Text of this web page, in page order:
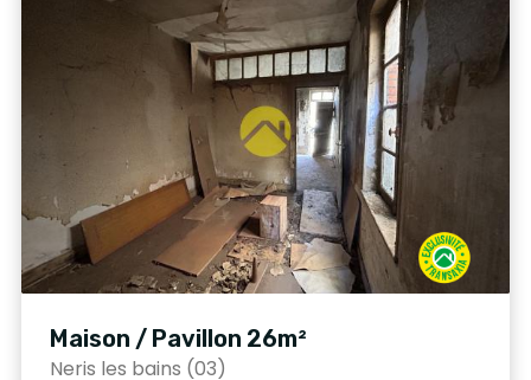
Maison / Pavillon 26m²
Neris les bains (03)